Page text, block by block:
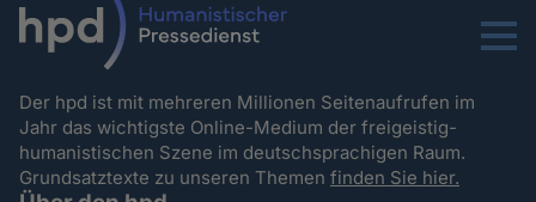
Menu
Der hpd ist mit mehreren Millionen Seitenaufrufen im
Jahr das wichtigste Online-Medium der freigeistig-
humanistischen Szene im deutschsprachigen Raum.
Grundsatztexte zu unseren Themenfinden Sie hier.